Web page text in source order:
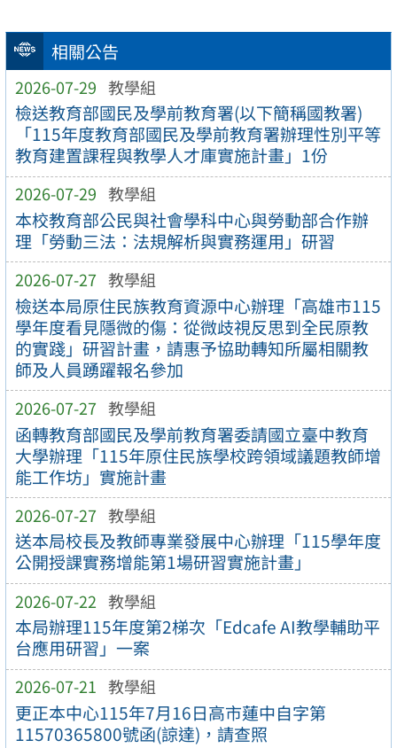
相關公告
2026-07-29 教學組
檢送教育部國民及學前教育署(以下簡稱國教署)
「115年度教育部國民及學前教育署辦理性別平等
教育建置課程與教學人才庫實施計畫」1份
2026-07-29 教學組
本校教育部公民與社會學科中心與勞動部合作辦
理「勞動三法：法規解析與實務運用」研習
2026-07-27 教學組
檢送本局原住民族教育資源中心辦理「高雄市115
學年度看見隱微的傷：從微歧視反思到全民原教
的實踐」研習計畫，請惠予協助轉知所屬相關教
師及人員踴躍報名參加
2026-07-27 教學組
函轉教育部國民及學前教育署委請國立臺中教育
大學辦理「115年原住民族學校跨領域議題教師增
能工作坊」實施計畫
2026-07-27 教學組
送本局校長及教師專業發展中心辦理「115學年度
公開授課實務增能第1場研習實施計畫」
2026-07-22 教學組
本局辦理115年度第2梯次「Edcafe AI教學輔助平
台應用研習」一案
2026-07-21 教學組
更正本中心115年7月16日高市蓮中自字第
11570365800號函(諒達)，請查照